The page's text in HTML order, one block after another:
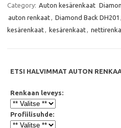
e
o
o
t
e
r
t
A
p
i
l
Category: Auton kesärenkaat
auton renkaat
Diamond Back DH201
kesärenkaat
kesärenkaat
ETSI HALVIMMAT AUTON
Renkaan leveys:
Profiilisuhde: